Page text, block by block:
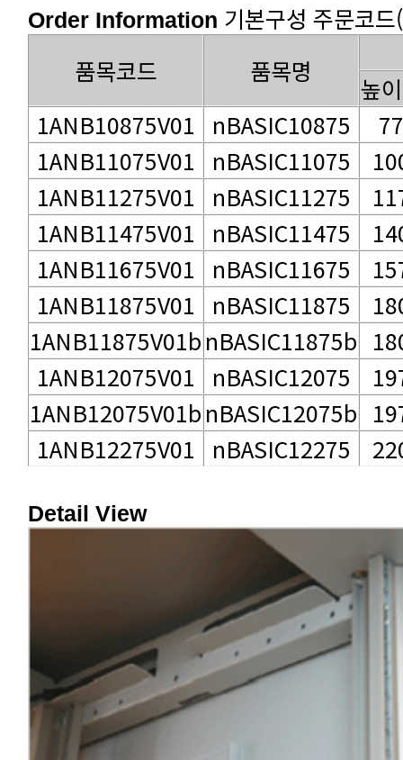
Order Information 기본구성 주문코
품목코드
품목명
높
1ANB10875V01
nBASIC10875
1ANB11075V01
nBASIC11075
1ANB11275V01
nBASIC11275
1ANB11475V01
nBASIC11475
1ANB11675V01
nBASIC11675
1ANB11875V01
nBASIC11875
1ANB11875V01bnBASIC11875b
1ANB12075V01
nBASIC12075
1ANB12075V01bnBASIC12075b
1ANB12275V01
nBASIC12275
Detail View